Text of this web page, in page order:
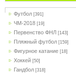
Футбол [391]
ЧМ-2018 [19]
Первенство ФНЛ [143]
Пляжный футбол [159]
Фигурное катание [18]
Хоккей [50]
Гандбол [318]